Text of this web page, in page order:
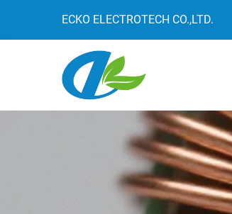
ECKO ELECTROTECH CO.,LTD.